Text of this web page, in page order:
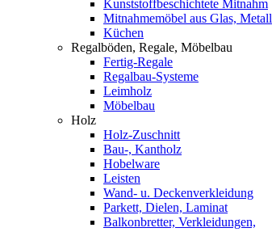
Kunststoffbeschichtete Mitnahm
Mitnahmemöbel aus Glas, Metall
Küchen
Regalböden, Regale, Möbelbau
Fertig-Regale
Regalbau-Systeme
Leimholz
Möbelbau
Holz
Holz-Zuschnitt
Bau-, Kantholz
Hobelware
Leisten
Wand- u. Deckenverkleidung
Parkett, Dielen, Laminat
Balkonbretter, Verkleidungen,